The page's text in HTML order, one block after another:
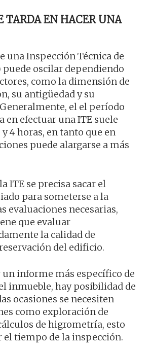
TARDA EN HACER UNA
una Inspección Técnica de
puede oscilar dependiendo
como la dimensión de
su antigüedad y su
el el período
en efectuar una ITE suele
4 horas, en tanto que en
puede alargarse a más
ITE se precisa sacar el
para someterse a la
evaluaciones necesarias,
que evaluar
la calidad de
del edificio.
un informe más específico de
inmueble, hay posibilidad de
ocasiones se necesiten
como exploración de
de higrometría, esto
el tiempo de la inspección.